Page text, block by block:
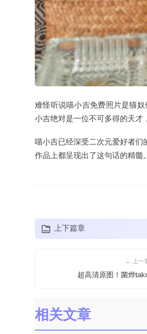
难怪听说喵小吉免费照片是猫
小吉绝对是一位不可多得的天才
喵小吉已经深受二次元爱好者
作品上都呈现出了这句话的精髓。
上下篇章
← 上一
超高清原图！菌烨
相关文章